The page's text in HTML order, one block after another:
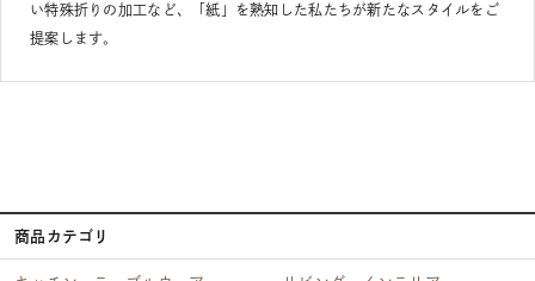
い特殊折りの加工など、「紙」を熟知した私たちが新たなスタイルをご
提案します。
商品カテゴリ